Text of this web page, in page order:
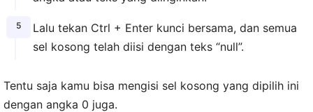
Lalu tekan Ctrl + Enter kunci bersama, dan semua
sel kosong telah diisi dengan teks “null”.
Tentu saja kamu bisa mengisi sel kosong yang dipilih ini
dengan angka 0 juga.